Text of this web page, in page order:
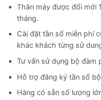
Thân máy được đổi mới
tháng.
Cài đặt tần số miễn phí
khác khách từng sử
Tư vấn sử dụng bộ đàm
Hỗ trợ đăng ký tần số
Hàng có sẵn số lượng